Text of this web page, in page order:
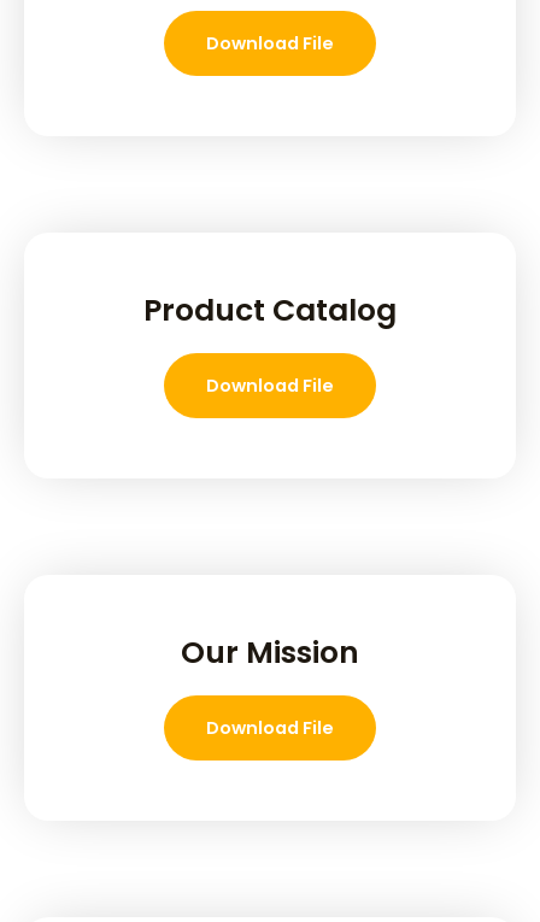
Download File
Product Catalog
Download File
Our Mission
Download File